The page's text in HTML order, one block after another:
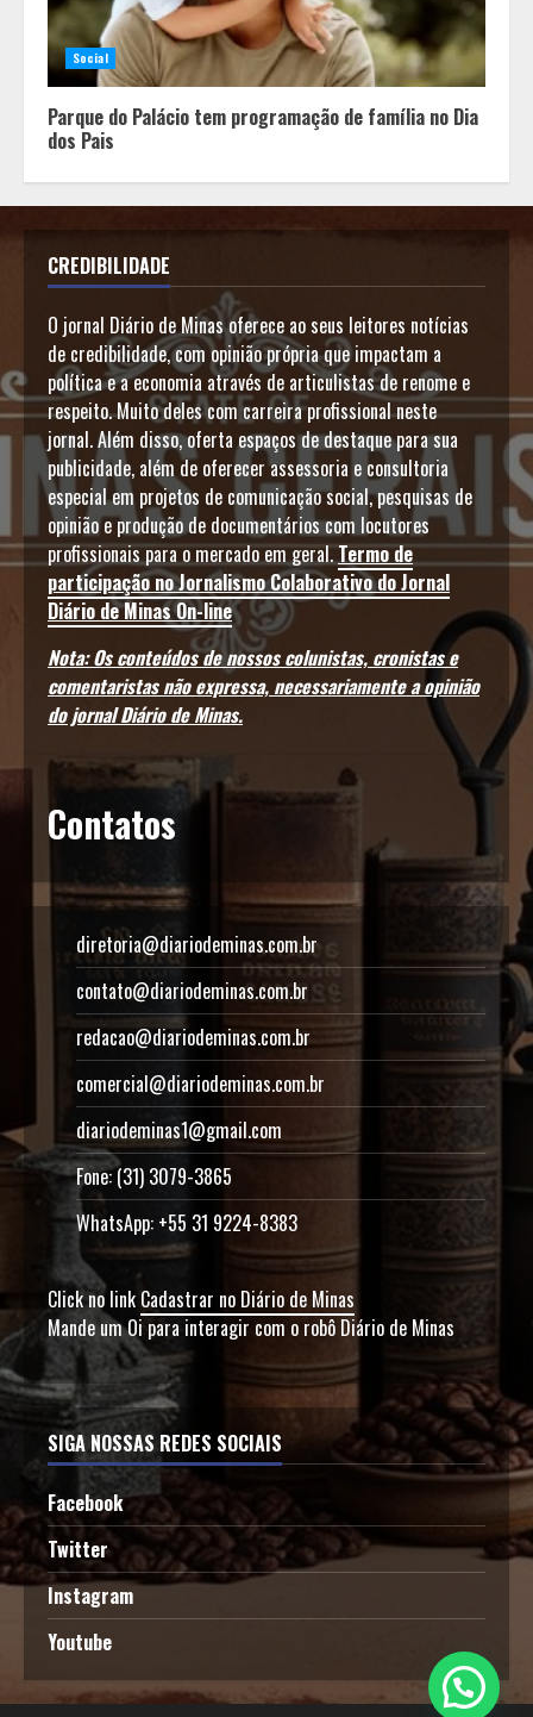
Social
Parque do Palácio tem programação de família no Dia
dos Pais
CREDIBILIDADE
O jornal Diário de Minas oferece ao seus leitores notícias
de credibilidade, com opinião própria que impactam a
política e a economia através de articulistas de renome e
respeito. Muito deles com carreira profissional neste
jornal. Além disso, oferta espaços de destaque para sua
publicidade, além de oferecer assessoria e consultoria
especial em projetos de comunicação social, pesquisas de
opinião e produção de documentários com locutores
profissionais para o mercado em geral.Termo de
participação no Jornalismo Colaborativo do Jornal
Diário de Minas On-line
Nota: Os conteúdos de nossos colunistas, cronistas e
comentaristas não expressa, necessariamente a opinião
do jornal Diário de Minas.
Contatos
diretoria@diariodeminas.com.br
contato@diariodeminas.com.br
redacao@diariodeminas.com.br
comercial@diariodeminas.com.br
diariodeminas1@gmail.com
Fone: (31) 3079-3865
WhatsApp: +55 31 9224-8383
Click no link Cadastrar no Diário de Minas
Mande um Oi para interagir com o robô Diário de Minas
SIGA NOSSAS REDES SOCIAIS
Facebook
Twitter
Instagram
Youtube